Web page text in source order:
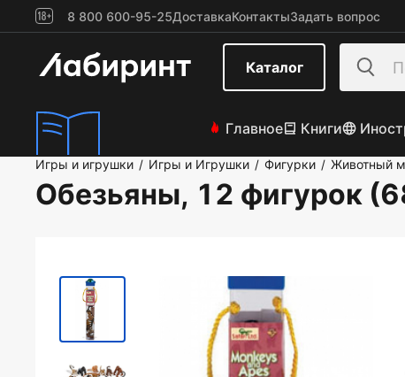
8 800 600-95-25ДоставкаКонтактыЗадать вопрос
Каталог
Главное Книги
Игры и игрушки / Игры и Игрушки / Фигурки / Животный
Обезьяны, 12 фигурок